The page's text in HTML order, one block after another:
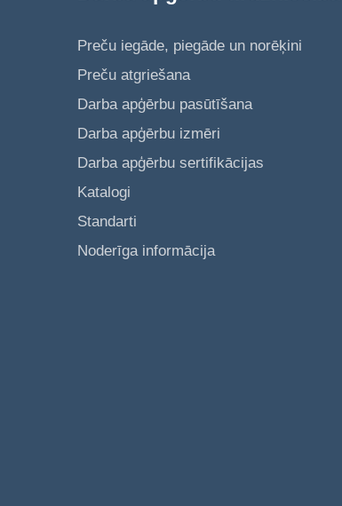
Preču iegāde, piegāde un norēķini
Preču atgriešana
Darba apģērbu pasūtīšana
Darba apģērbu izmēri
Darba apģērbu sertifikācijas
Katalogi
Standarti
Noderīga informācija